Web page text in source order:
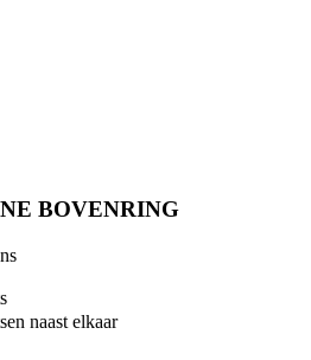
BOVENRING
naast elkaar